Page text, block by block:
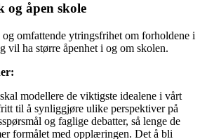
og åpen skole
og omfattende ytringsfrihet om forholdene i
vil ha større åpenhet i og om skolen.
modellere de viktigste idealene i vårt
til å synliggjøre ulike perspektiver på
og faglige debatter, så lenge de
formålet med opplæringen. Det å bli